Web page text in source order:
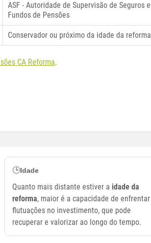
ASF - Autoridade de Supervisão de Seguros e
Fundos de Pensões
Conservador ou próximo da idade da reforma
CA Reforma.
🕒Idade
Quanto mais distante estiver a idade da
reforma, maior é a capacidade de enfrentar
flutuações no investimento, que pode
recuperar e valorizar ao longo do tempo.